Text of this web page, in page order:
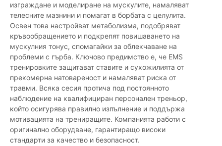
изграждане и моделиране на мускулите, намаляват
телесните мазнини и помагат в борбата с целулита.
Освен това настройват метаболизма, подобряват
кръвообращението и подкрепят повишаването на
мускулния тонус, спомагайки за облекчаване на
проблеми с гърба. Ключово предимство е, че EMS
тренировките защитават ставите и сухожилията от
прекомерна натовареност и намаляват риска от
травми. Всяка сесия протича под постоянното
наблюдение на квалифициран персонален треньор,
който осигурява правилно изпълнение и поддържа
мотивацията на трениращите. Компанията работи с
оригинално оборудване, гарантиращо високи
стандарти за качество и безопасност.